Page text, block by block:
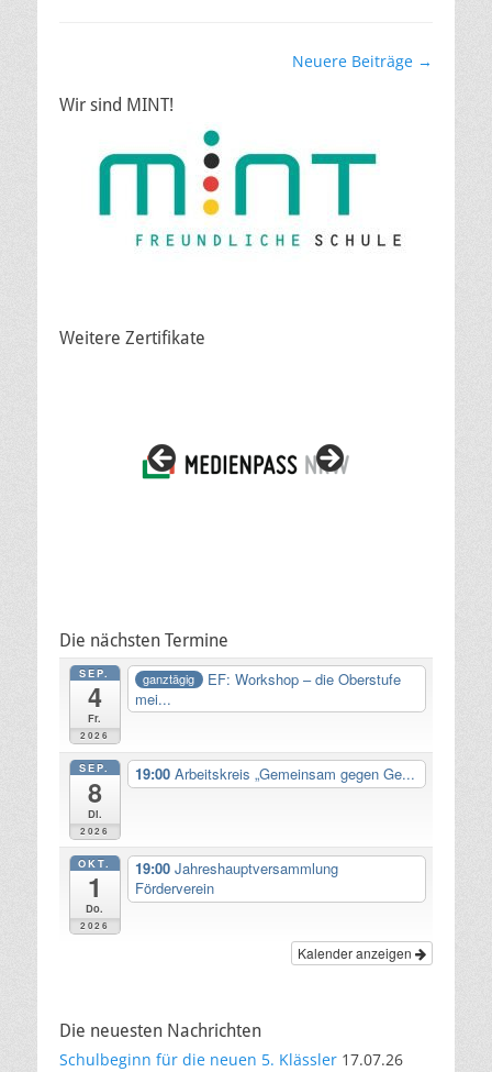
Neuere Beiträge →
Wir sind MINT!
Weitere Zertifikate
Die nächsten Termine
SEP.
4
Fr.
2026
ganztägig
EF: Workshop – die Oberstufe
mei...
SEP.
8
Di.
2026
19:00 Arbeitskreis „Gemeinsam gegen Ge...
OKT.
1
Do.
2026
19:00 Jahreshauptversammlung
Förderverein
Kalender anzeigen
Die neuesten Nachrichten
Schulbeginn für die neuen 5. Klässler 17.07.26